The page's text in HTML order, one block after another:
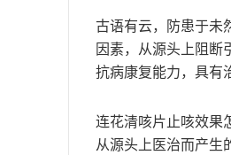
古语有云，防患于未
因素，从源头上阻断
抗病康复能力，具有
连花清咳片止咳效果
从源头上医治而产生